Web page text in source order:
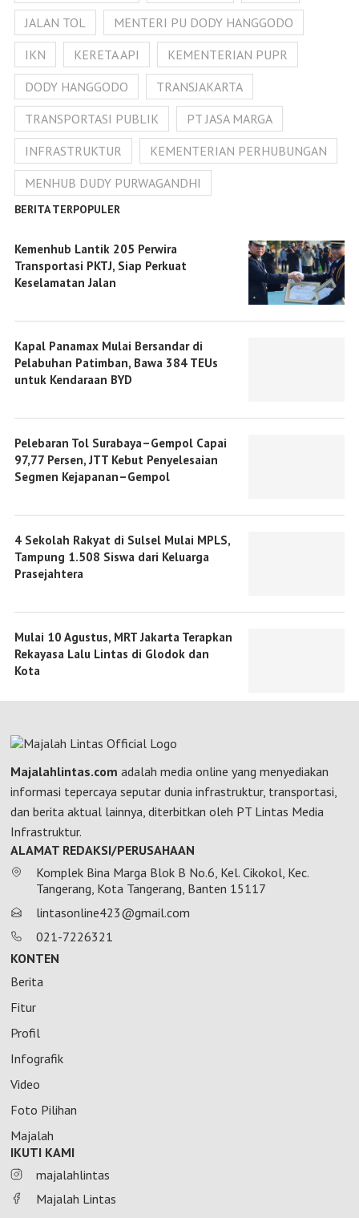
JALAN TOL
MENTERI PU DODY HANGGODO
IKN
KERETA API
KEMENTERIAN PUPR
DODY HANGGODO
TRANSJAKARTA
TRANSPORTASI PUBLIK
PT JASA MARGA
INFRASTRUKTUR
KEMENTERIAN PERHUBUNGAN
MENHUB DUDY PURWAGANDHI
BERITA TERPOPULER
Kemenhub Lantik 205 Perwira
Transportasi PKTJ, Siap Perkuat
Keselamatan Jalan
Kapal Panamax Mulai Bersandar di
Pelabuhan Patimban, Bawa 384 TEUs
untuk Kendaraan BYD
Pelebaran Tol Surabaya–Gempol Capai
97,77 Persen, JTT Kebut Penyelesaian
Segmen Kejapanan–Gempol
4 Sekolah Rakyat di Sulsel Mulai MPLS,
Tampung 1.508 Siswa dari Keluarga
Prasejahtera
Mulai 10 Agustus, MRT Jakarta Terapkan
Rekayasa Lalu Lintas di Glodok dan
Kota
Majalahlintas.com adalah media online yang menyediakan
informasi tepercaya seputar dunia infrastruktur, transportasi,
dan berita aktual lainnya, diterbitkan oleh PT Lintas Media
Infrastruktur.
ALAMAT REDAKSI/PERUSAHAAN
Komplek Bina Marga Blok B No.6, Kel. Cikokol, Kec.
Tangerang, Kota Tangerang, Banten 15117
lintasonline423@gmail.com
021-7226321
KONTEN
Berita
Fitur
Profil
Infografik
Video
Foto Pilihan
Majalah
IKUTI KAMI
majalahlintas
Majalah Lintas